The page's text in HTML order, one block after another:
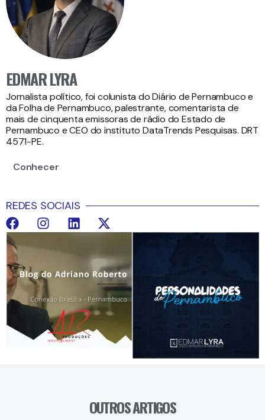
EDMAR LYRA
Jornalista político, foi colunista do Diário de Pernambuco e
da Folha de Pernambuco, palestrante, comentarista de
mais de cinquenta emissoras de rádio do Estado de
Pernambuco e CEO do instituto DataTrends Pesquisas. DRT
4571-PE.
Conhecer
REDES SOCIAIS
OUTROS ARTIGOS